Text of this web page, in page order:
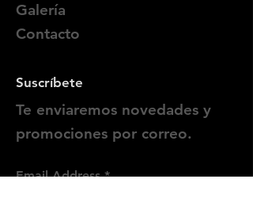
Galería
Contacto
Suscríbete
Te enviaremos novedades y
promociones por correo.
Email Address